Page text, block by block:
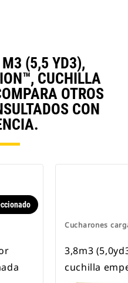
(5,5 YD3),
CUCHILLA
OTROS
CON
Cucharones
3,8m3
cuchilla